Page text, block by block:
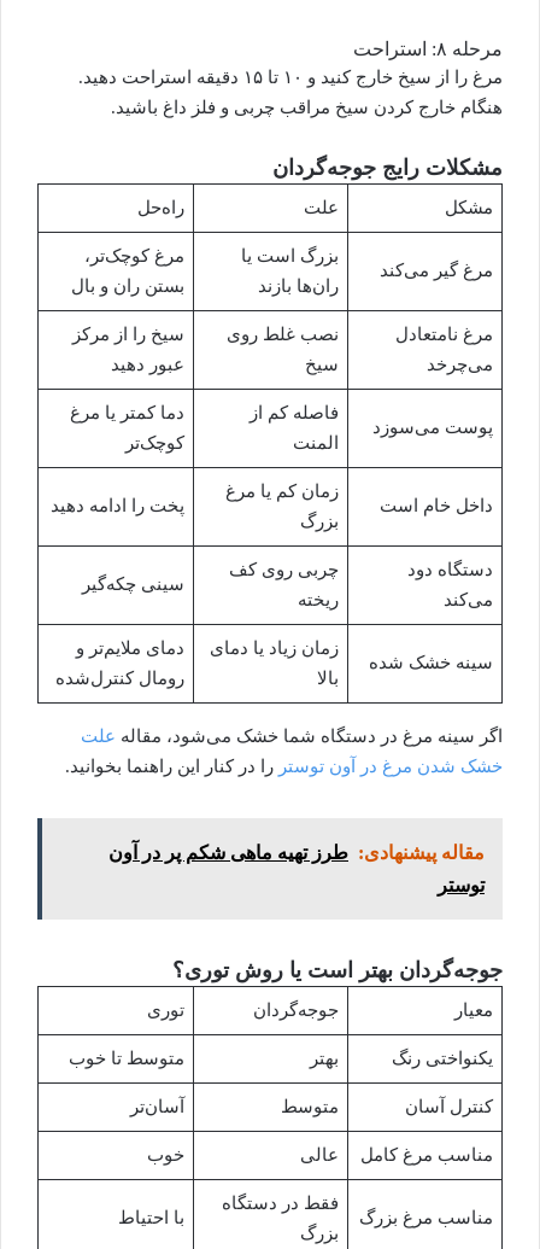
مرحله ۸: استراحت
مرغ را از سیخ خارج کنید و ۱۰ تا ۱۵ دقیقه استراحت دهید.
هنگام خارج کردن سیخ مراقب چربی و فلز داغ باشید.
مشکلات رایج جوجه‌گردان
مشکل علت راه‌حل
مرغ گیر می‌کند
بزرگ است یا
ران‌ها بازند
مرغ کوچک‌تر،
بستن ران و بال
مرغ نامتعادل
می‌چرخد
نصب غلط روی
سیخ
سیخ را از مرکز
عبور دهید
پوست می‌سوزد
فاصله کم از
المنت
دما کمتر یا مرغ
کوچک‌تر
داخل خام است
زمان کم یا مرغ
بزرگ
پخت را ادامه دهید
دستگاه دود
می‌کند
چربی روی کف
ریخته
سینی چکه‌گیر
سینه خشک شده
زمان زیاد یا دمای
بالا
دمای ملایم‌تر و
رومال کنترل‌شده
اگر سینه مرغ در دستگاه شما خشک می‌شود، مقاله علت
خشک شدن مرغ در آون توستر را در کنار این راهنما بخوانید.
مقاله پیشنهادی: طرز تهیه ماهی شکم پر در آون
توستر
جوجه‌گردان بهتر است یا روش توری؟
معیار جوجه‌گردان توری
یکنواختی رنگ بهتر متوسط تا خوب
کنترل آسان متوسط آسان‌تر
مناسب مرغ کامل عالی خوب
مناسب مرغ بزرگ
فقط در دستگاه
بزرگ
با احتیاط